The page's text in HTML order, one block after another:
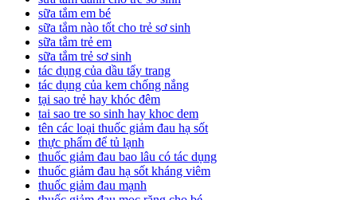
sữa tắm em bé
sữa tắm nào tốt cho trẻ sơ sinh
sữa tắm trẻ em
sữa tắm trẻ sơ sinh
tác dụng của dầu tẩy trang
tác dụng của kem chống nắng
tại sao trẻ hay khóc đêm
tai sao tre so sinh hay khoc dem
tên các loại thuốc giảm đau hạ sốt
thực phẩm để tủ lạnh
thuốc giảm đau bao lâu có tác dụng
thuốc giảm đau hạ sốt kháng viêm
thuốc giảm đau mạnh